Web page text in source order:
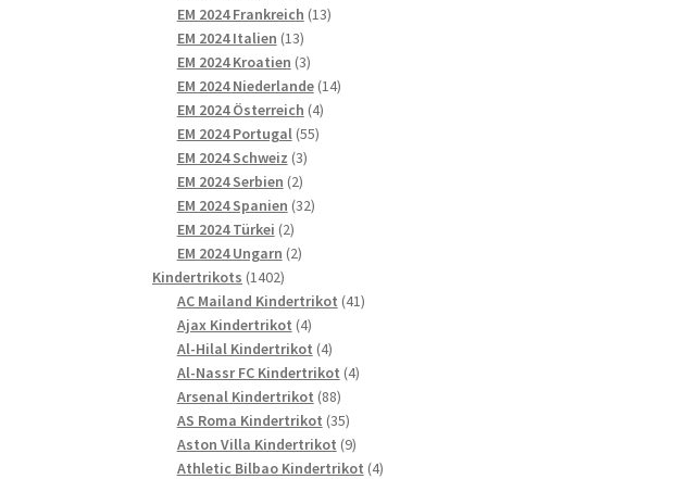
Produkte
EM 2024 Frankreich 1313
EM 2024 Italien 1313
Produkte
EM 2024 Kroatien 33
Produkte
EM 2024 Niederlande 1414
EM 2024 Österreich 44
Produkte
EM 2024 Portugal 5555
EM 2024 Schweiz 33
Produkte
EM 2024 Serbien 22
Produkte
EM 2024 Spanien 3232
EM 2024 Türkei 22
Produkte
EM 2024 Ungarn 22
Kindertrikots 14021402
Produkte
AC Mailand Kindertrikot 4141
Ajax Kindertrikot 44
Produkte
Al-Hilal Kindertrikot 44
Produkte
Al-Nassr FC Kindertrikot 44
Arsenal Kindertrikot 8888
Produkte
AS Roma Kindertrikot 3535
Produkte
Aston Villa Kindertrikot 99
Produkte
Athletic Bilbao Kindertrikot 44